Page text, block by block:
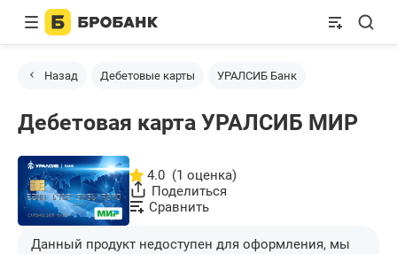
Назад Дебетовые карты УРАЛСИБ Банк
Дебетовая карта УРАЛСИБ МИР
4.0 (1 оценка)
Поделиться
Сравнить
Данный продукт недоступен для оформления, мы